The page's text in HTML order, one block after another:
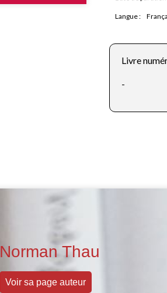
Langue :
Livre
-
Norman Thau
Voir sa page auteur